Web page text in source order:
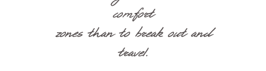
comfort
zones than to break out and
travel.